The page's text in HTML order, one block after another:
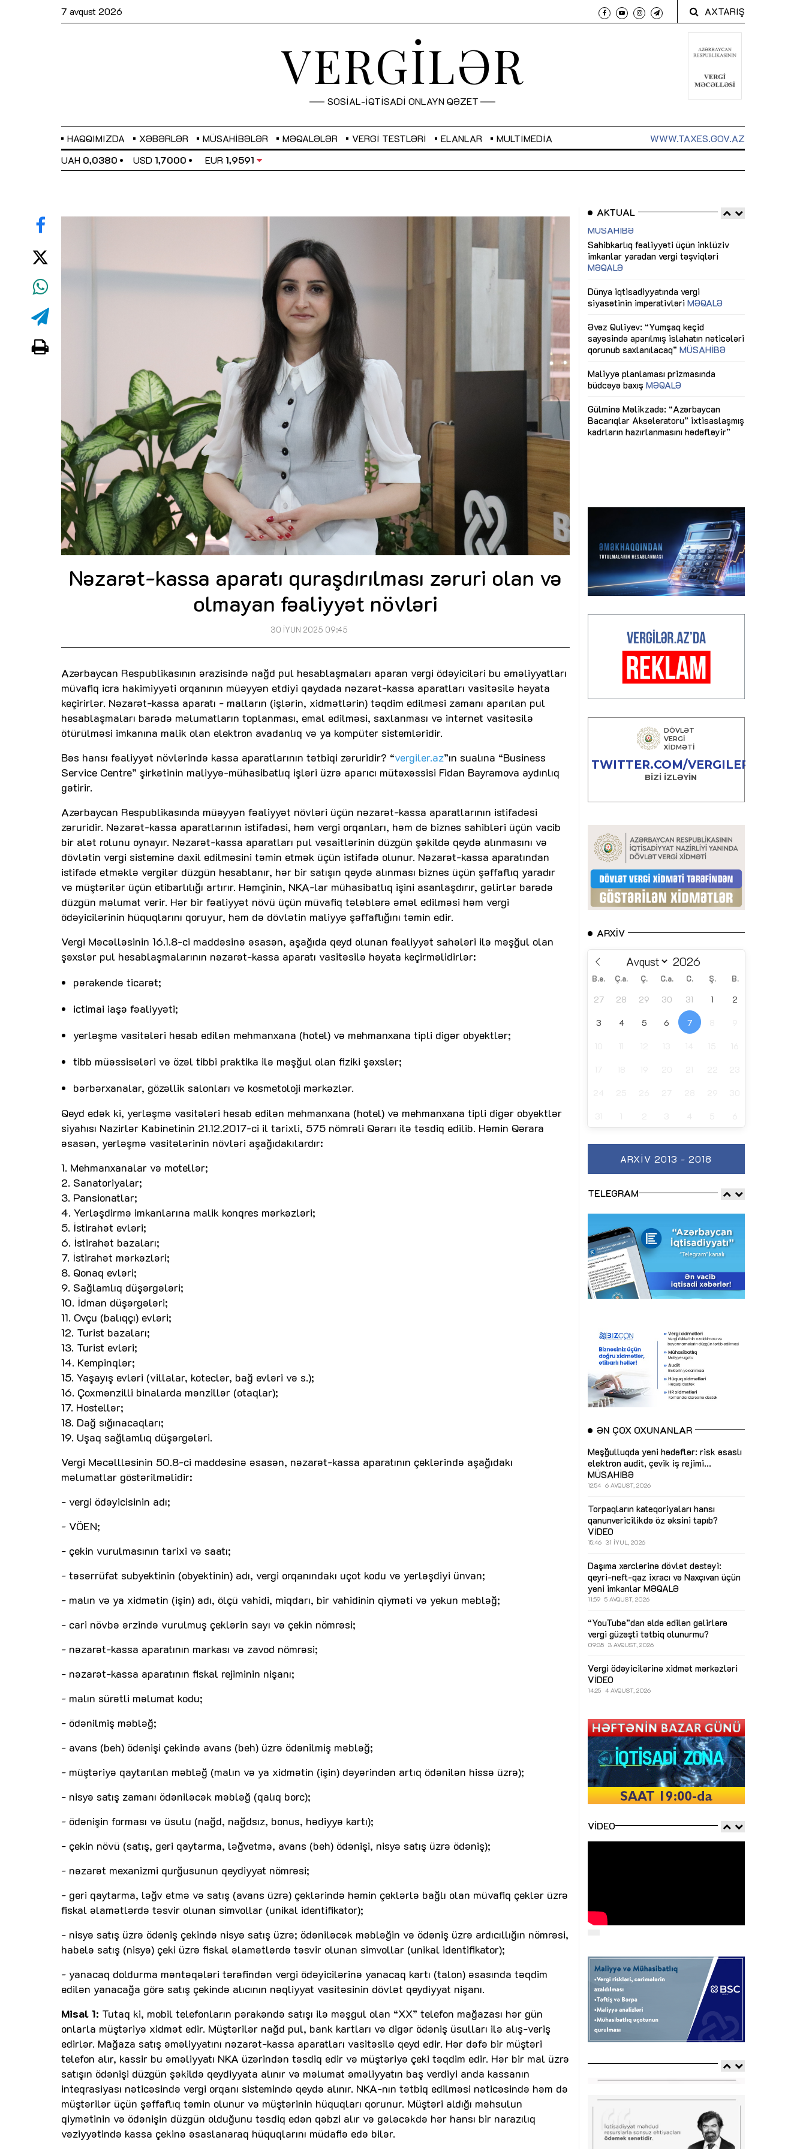
7 avqust 2026 AXTARIŞ
VERGİLƏR
SOSİAL-İQTİSADİ ONLAYN QƏZET
HAQQIMIZDA XƏBƏRLƏR MÜSAHIBƏLƏR MƏQALƏLƏR VERGI TESTLƏRI ELANLAR MULTIMEDIA
WWW.TAXES.GOV.AZ
UAH 0,0380 USD 1,7000 EUR 1,9591
Nəzarət-kassa aparatı quraşdırılması zəruri olan və
olmayan fəaliyyət növləri
30 İYUN 2025 09:45
Azərbaycan Respublikasının ərazisində nağd pul hesablaşmaları aparan vergi ödəyiciləri bu əməliyyatları
müvafiq icra hakimiyyəti orqanının müəyyən etdiyi qaydada nəzarət-kassa aparatları vasitəsilə həyata
keçirirlər. Nəzarət-kassa aparatı - malların (işlərin, xidmətlərin) təqdim edilməsi zamanı aparılan pul
hesablaşmaları barədə məlumatların toplanması, emal edilməsi, saxlanması və internet vasitəsilə
ötürülməsi imkanına malik olan elektron avadanlıq və ya kompüter sistemləridir.
Bəs hansı fəaliyyət növlərində kassa aparatlarının tətbiqi zəruridir? “vergiler.az”ın sualına “Business
Service Centre” şirkətinin maliyyə-mühasibatlıq işləri üzrə aparıcı mütəxəssisi Fidan Bayramova aydınlıq
gətirir.
Azərbaycan Respublikasında müəyyən fəaliyyət növləri üçün nəzarət-kassa aparatlarının istifadəsi
zəruridir. Nəzarət-kassa aparatlarının istifadəsi, həm vergi orqanları, həm də biznes sahibləri üçün vacib
bir alət rolunu oynayır. Nəzarət-kassa aparatları pul vəsaitlərinin düzgün şəkildə qeydə alınmasını və
dövlətin vergi sisteminə daxil edilməsini təmin etmək üçün istifadə olunur. Nəzarət-kassa aparatından
istifadə etməklə vergilər düzgün hesablanır, hər bir satışın qeydə alınması biznes üçün şəffaflıq yaradır
və müştərilər üçün etibarlılığı artırır. Həmçinin, NKA-lar mühasibatlıq işini asanlaşdırır, gəlirlər barədə
düzgün məlumat verir. Hər bir fəaliyyət növü üçün müvafiq tələblərə əməl edilməsi həm vergi
ödəyicilərinin hüquqlarını qoruyur, həm də dövlətin maliyyə şəffaflığını təmin edir.
Vergi Məcəlləsinin 16.1.8-ci maddəsinə əsasən, aşağıda qeyd olunan fəaliyyət sahələri ilə məşğul olan
şəxslər pul hesablaşmalarının nəzarət-kassa aparatı vasitəsilə həyata keçirməlidirlər:
pərakəndə ticarət;
ictimai iaşə fəaliyyəti;
yerləşmə vasitələri hesab edilən mehmanxana (hotel) və mehmanxana tipli digər obyektlər;
tibb müəssisələri və özəl tibbi praktika ilə məşğul olan fiziki şəxslər;
bərbərxanalar, gözəllik salonları və kosmetoloji mərkəzlər.
Qeyd edək ki, yerləşmə vasitələri hesab edilən mehmanxana (hotel) və mehmanxana tipli digər obyektlər
siyahısı Nazirlər Kabinetinin 21.12.2017-ci il tarixli, 575 nömrəli Qərarı ilə təsdiq edilib. Həmin Qərara
əsasən, yerləşmə vasitələrinin növləri aşağıdakılardır:
1. Mehmanxanalar və motellər;
2. Sanatoriyalar;
3. Pansionatlar;
4. Yerləşdirmə imkanlarına malik konqres mərkəzləri;
5. İstirahət evləri;
6. İstirahət bazaları;
7. İstirahət mərkəzləri;
8. Qonaq evləri;
9. Sağlamlıq düşərgələri;
10. İdman düşərgələri;
11. Ovçu (balıqçı) evləri;
12. Turist bazaları;
13. Turist evləri;
14. Kempinqlər;
15. Yaşayış evləri (villalar, koteclər, bağ evləri və s.);
16. Çoxmənzilli binalarda mənzillər (otaqlar);
17. Hostellər;
18. Dağ sığınacaqları;
19. Uşaq sağlamlıq düşərgələri.
Vergi Məcəllləsinin 50.8-ci maddəsinə əsasən, nəzarət-kassa aparatının çeklərində aşağıdakı
məlumatlar göstərilməlidir:
- vergi ödəyicisinin adı;
- VÖEN;
- çekin vurulmasının tarixi və saatı;
- təsərrüfat subyektinin (obyektinin) adı, vergi orqanındakı uçot kodu və yerləşdiyi ünvan;
- malın və ya xidmətin (işin) adı, ölçü vahidi, miqdarı, bir vahidinin qiyməti və yekun məbləğ;
- cari növbə ərzində vurulmuş çeklərin sayı və çekin nömrəsi;
- nəzarət-kassa aparatının markası və zavod nömrəsi;
- nəzarət-kassa aparatının fiskal rejiminin nişanı;
- malın sürətli məlumat kodu;
- ödənilmiş məbləğ;
- avans (beh) ödənişi çekində avans (beh) üzrə ödənilmiş məbləğ;
- müştəriyə qaytarılan məbləğ (malın və ya xidmətin (işin) dəyərindən artıq ödənilən hissə üzrə);
- nisyə satış zamanı ödəniləcək məbləğ (qalıq borc);
- ödənişin forması və üsulu (nağd, nağdsız, bonus, hədiyyə kartı);
- çekin növü (satış, geri qaytarma, ləğvetmə, avans (beh) ödənişi, nisyə satış üzrə ödəniş);
- nəzarət mexanizmi qurğusunun qeydiyyat nömrəsi;
- geri qaytarma, ləğv etmə və satış (avans üzrə) çeklərində həmin çeklərlə bağlı olan müvafiq çeklər üzrə
fiskal əlamətlərdə təsvir olunan simvollar (unikal identifikator);
- nisyə satış üzrə ödəniş çekində nisyə satış üzrə; ödəniləcək məbləğin və ödəniş üzrə ardıcıllığın nömrəsi,
habelə satış (nisyə) çeki üzrə fiskal əlamətlərdə təsvir olunan simvollar (unikal identifikator);
- yanacaq doldurma məntəqələri tərəfindən vergi ödəyicilərinə yanacaq kartı (talon) əsasında təqdim
edilən yanacağa görə satış çekində alıcının nəqliyyat vasitəsinin dövlət qeydiyyat nişanı.
Misal 1: Tutaq ki, mobil telefonların pərakəndə satışı ilə məşgul olan “XX” telefon mağazası hər gün
onlarla müştəriyə xidmət edir. Müştərilər nağd pul, bank kartları və digər ödəniş üsulları ilə alış-veriş
edirlər. Mağaza satış əməliyyatını nəzarət-kassa aparatları vasitəsilə qeyd edir. Hər dəfə bir müştəri
telefon alır, kassir bu əməliyyatı NKA üzərindən təsdiq edir və müştəriyə çeki təqdim edir. Hər bir mal üzrə
satışın ödənişi düzgün şəkildə qeydiyyata alınır və məlumat əməliyyatın baş verdiyi anda kassanın
inteqrasiyası nəticəsində vergi orqanı sistemində qeydə alınır. NKA-nın tətbiq edilməsi nəticəsində həm də
müştərilər üçün şəffaflıq təmin olunur və müştərinin hüquqları qorunur. Müştəri aldığı məhsulun
qiymətinin və ödənişin düzgün olduğunu təsdiq edən qəbzi alır və gələcəkdə hər hansı bir narazılıq
vəziyyətində kassa çekinə əsaslanaraq hüquqlarını müdafiə edə bilər.
AKTUAL
imkanlar yaradan vergi təşviqləri
MƏQALƏ
Dünya iqtisadiyyatında vergi
siyasətinin imperativləri
Əvəz Quliyev: “Yumşaq keçid
sayəsində aparılmış islahatın nəticələri
qorunub saxlanılacaq”
Maliyyə planlaması prizmasında
büdcəyə baxışMƏQALƏ
Gülminə Məlikzadə: “Azərbaycan
Bacarıqlar Akseleratoru” ixtisaslaşmış
kadrların hazırlanmasını hədəfləyir”
“Düzgün kommunikasiyanın arxasında
real iş və sistemli fəaliyyət dayanır”
Nicat İmanov: "Vergi qanunvericiliyinə
dəyişikliklər sahibkarlıq mühitinin
yaxşılaşdırılmasına xidmət edir"
Aytən Kərimova: “Məqsədimiz daha
inklüziv iş mühiti yaratmaq, çevik və
öyrənən komanda formalaşdırmaqdır”
MÜSAHİBƏ
Azərbaycanda dövlət-özəl tərəfdaşlığı
çərçivəsində həyata keçirilən ilk pilot
layihə
Aydın Hüseynov: “Əsrin müqaviləsi”
Azərbaycanın iqtisadi suverenliyini
təmin edən əsas dayaqlardandır”
MÜSAHİBƏ
Sahibkarlıq fəaliyyəti üçün inklüziv
imkanlar yaradan vergi təşviqləri
MƏQALƏ
siyasətinin imperativləriMƏQALƏ
sayəsində aparılmış islahatın nəticələri
qorunub saxlanılacaq”MÜSAHİBƏ
büdcəyə baxışMƏQALƏ
Bacarıqlar Akseleratoru” ixtisaslaşmış
kadrların hazırlanmasını hədəfləyir”
ARXIV
B.e. Ç.a. Ç. C.a. C. Ş. B.
27 28 29 30 31 1 2
3 4 5 6 7
ARXIV 2013 - 2018
TELEGRAM
ƏN ÇOX OXUNANLAR
Məşğulluqda yeni hədəflər: risk əsaslı
elektron audit, çevik iş rejimi...
MÜSAHİBƏ
12:54 6 AVQUST, 2026
Torpaqların kateqoriyaları hansı
qanunvericilikdə öz əksini tapıb?
VİDEO
15:46 31 İYUL, 2026
Daşıma xərclərinə dövlət dəstəyi:
qeyri-neft-qaz ixracı və Naxçıvan üçün
yeni imkanlar MƏQALƏ
11:59 5 AVQUST, 2026
“YouTube”dan əldə edilən gəlirlərə
vergi güzəşti tətbiq olunurmu?
09:35 3 AVQUST, 2026
Vergi ödəyicilərinə xidmət mərkəzləri
VİDEO
14:25 4 AVQUST, 2026
VIDEO